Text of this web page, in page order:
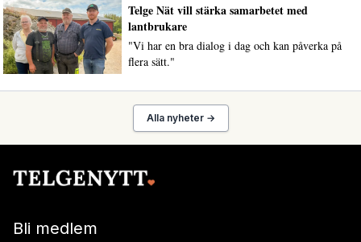
Telge Nät vill stärka samarbetet med
lantbrukare
"Vi har en bra dialog i dag och kan påverka på
flera sätt."
Alla nyheter →
Bli medlem